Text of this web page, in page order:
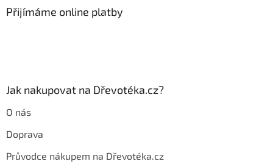
Přijímáme online platby
Jak nakupovat na Dřevotéka.cz?
O nás
Doprava
Průvodce nákupem na Dřevotéka.cz